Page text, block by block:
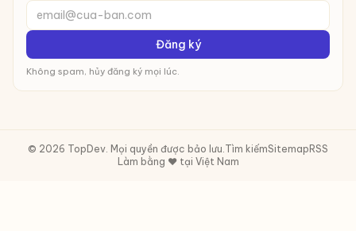
email@cua-ban.com
Đăng ký
Không spam, hủy đăng ký mọi lúc.
© 2026 TopDev. Mọi quyền được bảo lưu.Tìm kiếmSitemap RSS
Làm bằng ❤️ tại Việt Nam